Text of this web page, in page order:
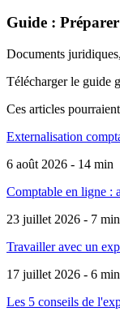
Guide :
Documents
Télécharger le guide
Ces articles pourraient
Externalisation
6 août 2026 - 14 min
Comptable en ligne :
23 juillet 2026 - 7 min
Travailler avec un
17 juillet 2026 - 6 min
Les 5 conseils de